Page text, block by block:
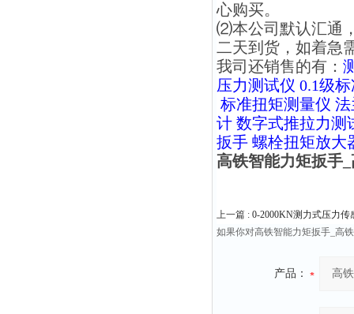
心购买。
⑵本公司默认汇通
二天到货，如着急
我司还销售的有：
压力测试仪 0.1级
标准扭矩测量仪 法
计 数字式推拉力测
扳手 螺栓扭矩放大
高铁智能力矩扳手
上一篇 : 0-2000KN测力式压力传
如果你对高铁智能力矩扳手_高
产品：